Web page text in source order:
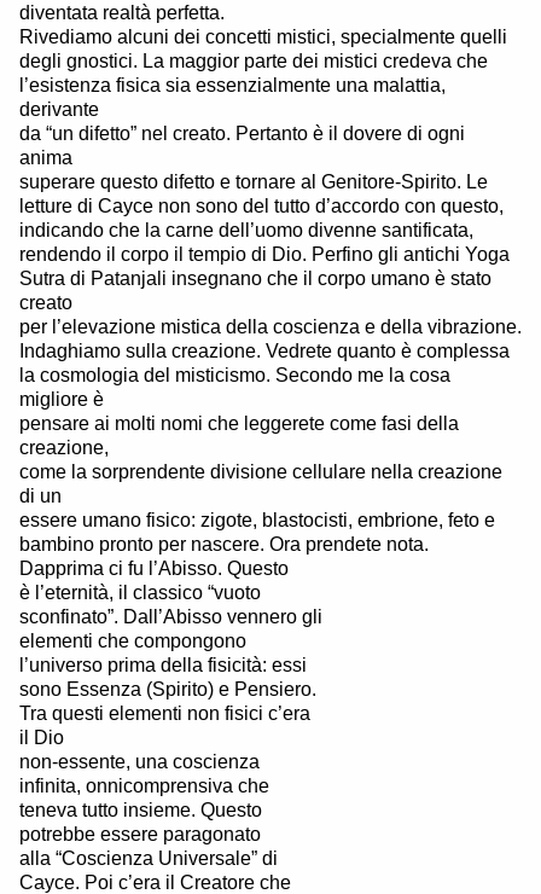
diventata realtà perfetta.
Rivediamo alcuni dei concetti mistici, specialmente quelli
degli gnostici. La maggior parte dei mistici credeva che
l’esistenza fisica sia essenzialmente una malattia,
derivante
da “un difetto” nel creato. Pertanto è il dovere di ogni
anima
superare questo difetto e tornare al Genitore-Spirito. Le
letture di Cayce non sono del tutto d’accordo con questo,
indicando che la carne dell’uomo divenne santificata,
rendendo il corpo il tempio di Dio. Perfino gli antichi Yoga
Sutra di Patanjali insegnano che il corpo umano è stato
creato
per l’elevazione mistica della coscienza e della vibrazione.
Indaghiamo sulla creazione. Vedrete quanto è complessa
la cosmologia del misticismo. Secondo me la cosa
migliore è
pensare ai molti nomi che leggerete come fasi della
creazione,
come la sorprendente divisione cellulare nella creazione
di un
essere umano fisico: zigote, blastocisti, embrione, feto e
bambino pronto per nascere. Ora prendete nota.
Dapprima ci fu l’Abisso. Questo
è l’eternità, il classico “vuoto
sconfinato”. Dall’Abisso vennero gli
elementi che compongono
l’universo prima della fisicità: essi
sono Essenza (Spirito) e Pensiero.
Tra questi elementi non fisici c’era
il Dio
non-essente, una coscienza
infinita, onnicomprensiva che
teneva tutto insieme. Questo
potrebbe essere paragonato
alla “Coscienza Universale” di
Cayce. Poi c’era il Creatore che